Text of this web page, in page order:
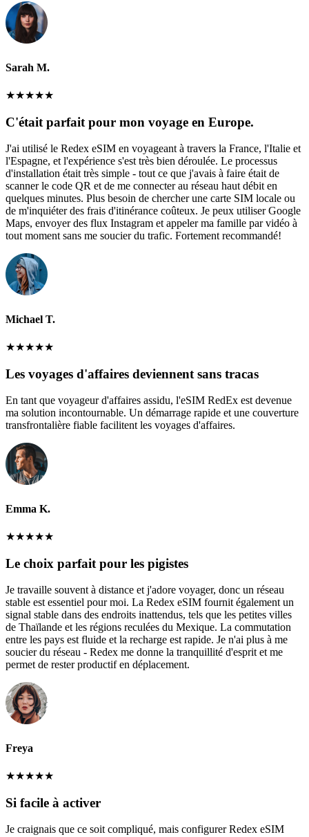
Sarah M.
★★★★★
C'était parfait pour mon voyage en Europe.
J'ai utilisé le Redex eSIM en voyageant à travers la France, l'Italie et
l'Espagne, et l'expérience s'est très bien déroulée. Le processus
d'installation était très simple - tout ce que j'avais à faire était de
scanner le code QR et de me connecter au réseau haut débit en
quelques minutes. Plus besoin de chercher une carte SIM locale ou
de m'inquiéter des frais d'itinérance coûteux. Je peux utiliser Google
Maps, envoyer des flux Instagram et appeler ma famille par vidéo à
tout moment sans me soucier du trafic. Fortement recommandé!
Michael T.
★★★★★
Les voyages d'affaires deviennent sans tracas
En tant que voyageur d'affaires assidu, l'eSIM RedEx est devenue
ma solution incontournable. Un démarrage rapide et une couverture
transfrontalière fiable facilitent les voyages d'affaires.
Emma K.
★★★★★
Le choix parfait pour les pigistes
Je travaille souvent à distance et j'adore voyager, donc un réseau
stable est essentiel pour moi. La Redex eSIM fournit également un
signal stable dans des endroits inattendus, tels que les petites villes
de Thaïlande et les régions reculées du Mexique. La commutation
entre les pays est fluide et la recharge est rapide. Je n'ai plus à me
soucier du réseau - Redex me donne la tranquillité d'esprit et me
permet de rester productif en déplacement.
Freya
★★★★★
Si facile à activer
Je craignais que ce soit compliqué, mais configurer Redex eSIM